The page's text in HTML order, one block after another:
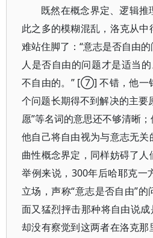
既然在概念界定、逻辑
此之多的模糊混乱，洛克从
难站住脚了：“意志是否自由
人是否自由的问题才是适当
不自由的。” [⑦] 不错，他一
个问题长期得不到解决的主要
愿”等名词的意思还不够清晰
他自己将自由视为与意志无关
曲性概念界定，同样妨碍了人
举例来说，300年后哈耶克一
立场，声称“意志是否自由”
面又猛烈抨击那种将自由说成
却没有察觉到这两者在洛克那